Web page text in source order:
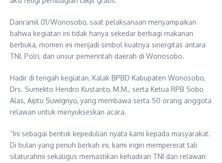
Danramil 01/Wonosobo, saat pelaksanaan menyampaikan
bahwa kegiatan ini tidak hanya sekedar berbagi makanan
berbuka, momen ini menjadi simbol kuatnya sinergitas antara
TNI, Polri, dan unsur pemerintah daerah di Wonosobo.
Hadir di tengah kegiatan, Kalak BPBD Kabupaten Wonosobo,
Drs. Sumekto Hendro Kustanto, M.M., serta Ketua RPB Sobo
Alas, Aiptu Suwignyo, yang membawa serta 50 orang anggota
relawan untuk menyukseskan acara.
“Ini sebagai bentuk kepedulian nyata kami kepada masyarakat.
Di bulan yang penuh berkah ini, kami ingin mempererat tali
silaturahmi sekaligus memastikan kehadiran TNI dan relawan